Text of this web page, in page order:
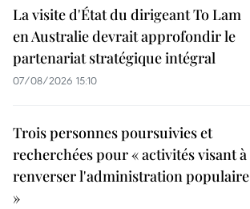
La visite d'État du dirigeant To Lam
en Australie devrait approfondir le
partenariat stratégique intégral
07/08/2026 15:10
Trois personnes poursuivies et
recherchées pour « activités visant à
renverser l'administration populaire
»